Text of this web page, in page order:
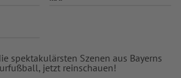
spektakulärsten Szenen aus Bayerns
jetzt reinschauen!